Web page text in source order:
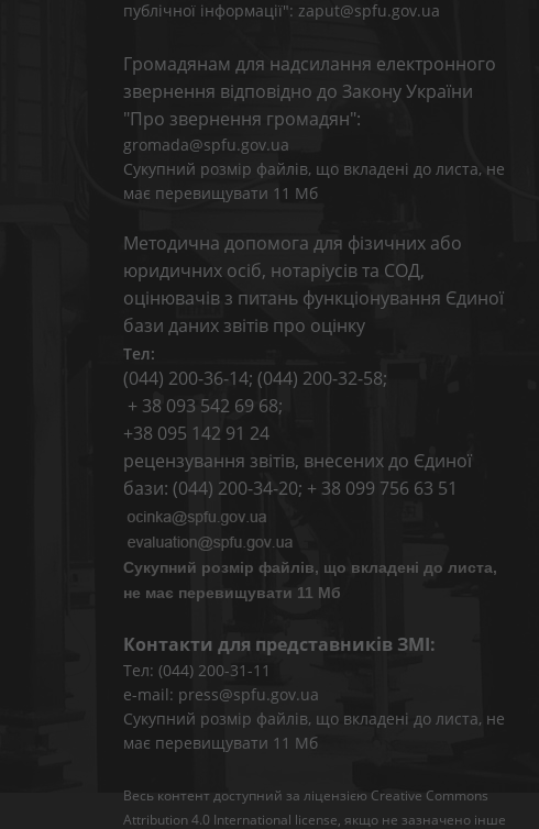
публічної інформації": zaput@spfu.gov.ua
Громадянам для надсилання електронного
звернення відповідно до Закону України
"Про звернення громадян":
gromada@spfu.gov.ua
Сукупний розмір файлів, що вкладені до листа, не
має перевищувати 11 Мб
Методична допомога для фізичних або
юридичних осіб, нотаріусів та СОД,
оцінювачів з питань функціонування Єдиної
бази даних звітів про оцінку
Тел:
(044) 200-36-14; (044) 200-32-58;
+ 38 093 542 69 68;
+38 095 142 91 24
рецензування звітів, внесених до Єдиної
бази: (044) 200-34-20; + 38 099 756 63 51
Сукупний розмір файлів, що вкладені до листа,
не має перевищувати 11 Мб
Контакти для представників ЗМІ:
Тел: (044) 200-31-11
e-mail: press@spfu.gov.ua
Сукупний розмір файлів, що вкладені до листа, не
має перевищувати 11 Мб
Весь контент доступний за ліцензією Creative Commons
Attribution 4.0 International license, якщо не зазначено інше